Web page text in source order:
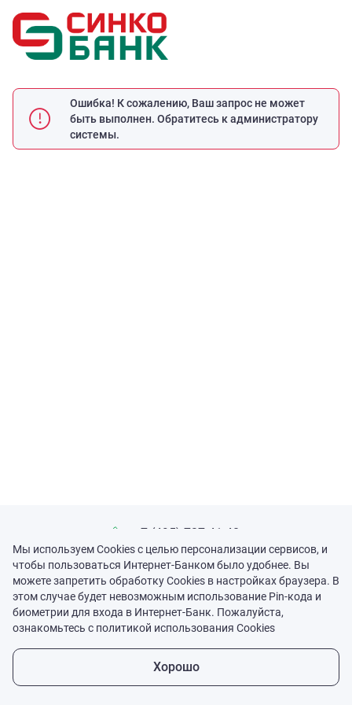
Ошибка! К сожалению, Ваш запрос не может
быть выполнен. Обратитесь к администратору
системы.
+7 (495) 737-41-40
online@sinko-bank.ru
Полная версия
Copyright © 1999-2026
Мы используем Cookies с целью персонализации сервисов, и
чтобы пользоваться Интернет-Банком было удобнее. Вы
можете запретить обработку Cookies в настройках браузера. В
этом случае будет невозможным использование Pin-кода и
биометрии для входа в Интернет-Банк. Пожалуйста,
ознакомьтесь с политикой использования Cookies
Хорошо